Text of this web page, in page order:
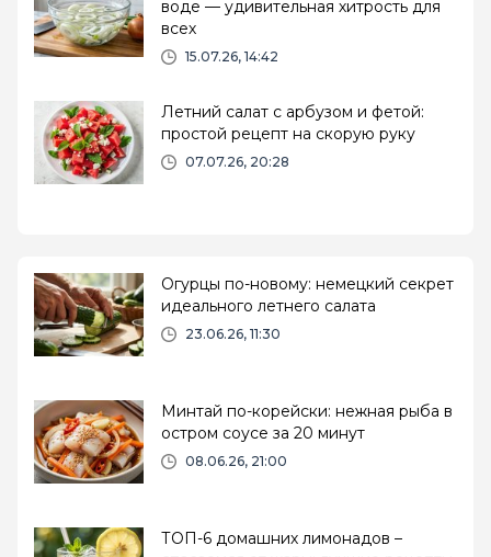
воде — удивительная хитрость для
всех
15.07.26, 14:42
Летний салат с арбузом и фетой:
простой рецепт на скорую руку
07.07.26, 20:28
Огурцы по-новому: немецкий секрет
идеального летнего салата
23.06.26, 11:30
Минтай по-корейски: нежная рыба в
остром соусе за 20 минут
08.06.26, 21:00
ТОП-6 домашних лимонадов –